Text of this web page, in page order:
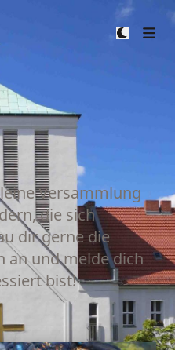
Versammlung
die sich
dir gerne die
an und melde dich
bist!